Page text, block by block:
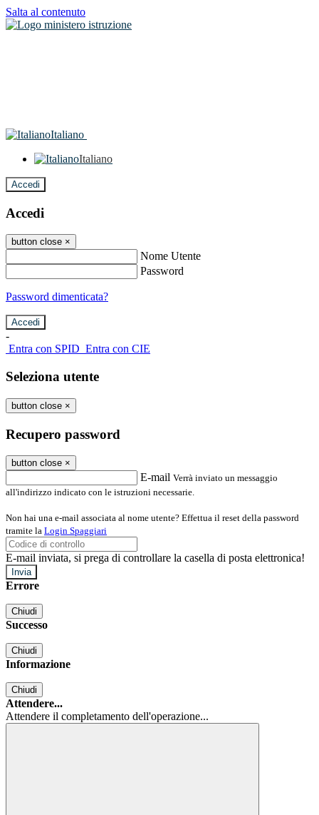
Salta al contenuto
Italiano
Italiano
Accedi
Accedi
button close ×
Nome Utente
Password
Password dimenticata?
-
Entra con SPID Entra con CIE
Seleziona utente
button close ×
Recupero password
button close ×
E-mail Verrà inviato un messaggio
all'indirizzo indicato con le istruzioni necessarie.
Non hai una e-mail associata al nome utente? Effettua il reset della password
tramite la Login Spaggiari
E-mail inviata, si prega di controllare la casella di posta elettronica!
Errore
Chiudi
Successo
Chiudi
Informazione
Chiudi
Attendere...
Attendere il completamento dell'operazione...